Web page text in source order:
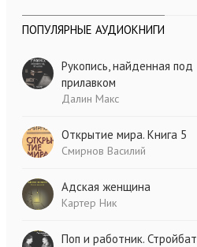
ПОПУЛЯРНЫЕ АУДИОКНИГИ
Рукопись, найденная под
прилавком
Далин Макс
Открытие мира. Книга 5
Смирнов Василий
Адская женщина
Картер Ник
Поп и работник. Стройбат